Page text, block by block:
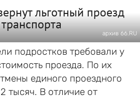
льготный проезд
архив 66.RU
подростков требовали у
проезда. По их
единого проездного
тысяч. В отличие от